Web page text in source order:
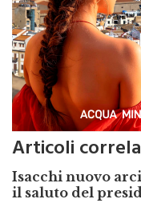
Articoli
Isacchi nuovo
il saluto del
Il nuovo